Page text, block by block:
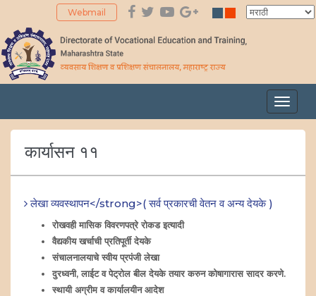
Webmail
Toggle
कार्यासन ११
लेखा व्यवस्थापन</strong>( सर्व प्रकारची वेतन व अन्य देयके )
रोखवही मासिक विवरणपत्रे रोकड इत्यादी
वैद्यकीय खर्चाची प्रतिपूर्ती देयके
संचालनालयाचे स्वीय प्रपंजी लेखा
दुरध्वनी, लाईट व पेट्रोल बील देयके तयार करुन कोषागारास सादर करणे.
स्थायी अग्रीम व कार्यालयीन आदेश